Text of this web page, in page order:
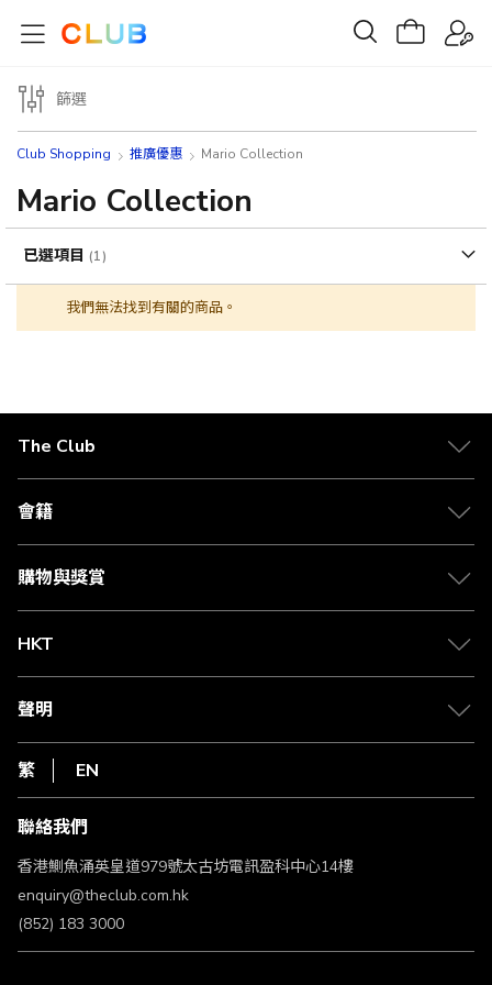
Club Shopping 推廣優惠 Mario Collection
Mario Collection
我們無法找到有關的商品。
篩選
已選項目
The Club
關於 The Club
合作夥伴
媒體中心
會籍
會籍及專屬禮遇
賺取積分
購物與獎賞
物流與配送
Club Shopping 商品領取站
常見問題
HKT
csl.
1010
HKT
聲明
私隱聲明
使用條款
條款及細則
不歧視及不騷擾聲明
認可牌照及通告
繁 EN
聯絡我們
香港鰂魚涌英皇道979號太古坊電訊盈科中心14樓
enquiry@theclub.com.hk
(852) 183 3000